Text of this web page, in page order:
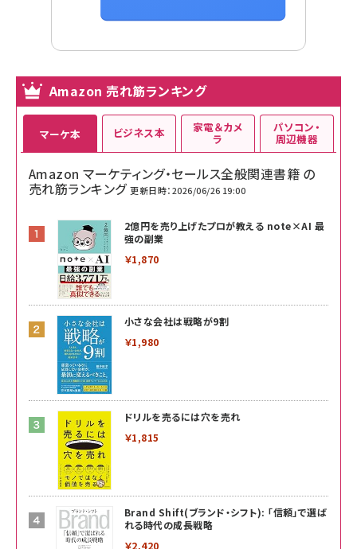
Amazon 売れ筋ランキング
マーケ本
Amazon マーケティング・セールス全般関連書籍 の
売れ筋ランキング 更新日時：2026/06/26 19:00
2億円を売り上げたプロが教える note×AI 最
強の副業
￥1,870
小さな会社は戦略が9割
￥1,980
ドリルを売るには穴を売れ
￥1,815
Brand Shift(ブランド・シフト): 「信頼」で選ば
れる時代の成長戦略
￥2,420
ビジネス本 家電＆カメ
ラ
パソコン・
周辺機器